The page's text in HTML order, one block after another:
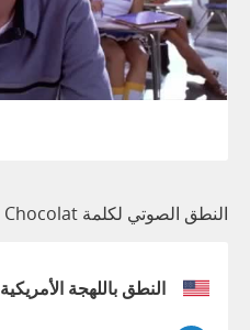
النطق الصوتي لكلمة Chocolat
النطق باللهجة الأمريكية